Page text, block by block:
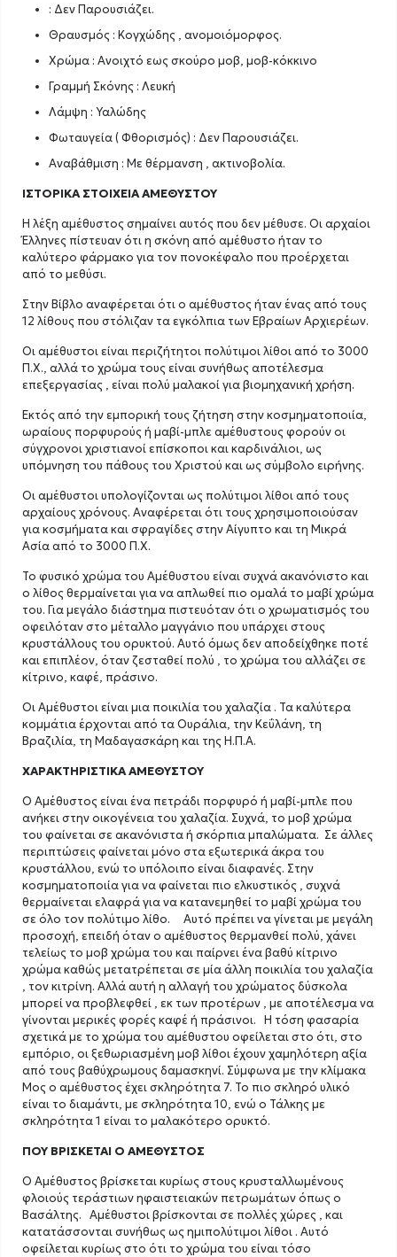
: Δεν Παρουσιάζει.
Θραυσμός : Κογχώδης , ανομοιόμορφος.
Χρώμα : Ανοιχτό εως σκούρο μοβ, μοβ-κόκκινο
Γραμμή Σκόνης : Λευκή
Λάμψη : Υαλώδης
Φωταυγεία ( Φθορισμός) : Δεν Παρουσιάζει.
Αναβάθμιση : Με θέρμανση , ακτινοβολία.
ΙΣΤΟΡΙΚΑ ΣΤΟΙΧΕΙΑ ΑΜΕΘΥΣΤΟΥ
Η λέξη αμέθυστος σημαίνει αυτός που δεν μέθυσε. Οι αρχαίοι
Έλληνες πίστευαν ότι η σκόνη από αμέθυστο ήταν το
καλύτερο φάρμακο για τον πονοκέφαλο που προέρχεται
από το μεθύσι.
Στην Βίβλο αναφέρεται ότι ο αμέθυστος ήταν ένας από τους
12 λίθους που στόλιζαν τα εγκόλπια των Εβραίων Αρχιερέων.
Οι αμέθυστοι είναι περιζήτητοι πολύτιμοι λίθοι από το 3000
Π.Χ., αλλά το χρώμα τους είναι συνήθως αποτέλεσμα
επεξεργασίας , είναι πολύ μαλακοί για βιομηχανική χρήση.
Εκτός από την εμπορική τους ζήτηση στην κοσμηματοποιία,
ωραίους πορφυρούς ή μαβί-μπλε αμέθυστους φορούν οι
σύγχρονοι χριστιανοί επίσκοποι και καρδινάλιοι, ως
υπόμνηση του πάθους του Χριστού και ως σύμβολο ειρήνης.
Οι αμέθυστοι υπολογίζονται ως πολύτιμοι λίθοι από τους
αρχαίους χρόνους. Αναφέρεται ότι τους χρησιμοποιούσαν
για κοσμήματα και σφραγίδες στην Αίγυπτο και τη Μικρά
Ασία από το 3000 Π.Χ.
Το φυσικό χρώμα του Αμέθυστου είναι συχνά ακανόνιστο και
ο λίθος θερμαίνεται για να απλωθεί πιο ομαλά το μαβί χρώμα
του. Για μεγάλο διάστημα πιστευόταν ότι ο χρωματισμός του
οφειλόταν στο μέταλλο μαγγάνιο που υπάρχει στους
κρυστάλλους του ορυκτού. Αυτό όμως δεν αποδείχθηκε ποτέ
και επιπλέον, όταν ζεσταθεί πολύ , το χρώμα του αλλάζει σε
κίτρινο, καφέ, πράσινο.
Οι Αμέθυστοι είναι μια ποικιλία του χαλαζία . Τα καλύτερα
κομμάτια έρχονται από τα Ουράλια, την Κεΰλάνη, τη
Βραζιλία, τη Μαδαγασκάρη και της Η.Π.Α.
ΧΑΡΑΚΤΗΡΙΣΤΙΚΑ ΑΜΕΘΥΣΤΟΥ
Ο Αμέθυστος είναι ένα πετράδι πορφυρό ή μαβί-μπλε που
ανήκει στην οικογένεια του χαλαζία. Συχνά, το μοβ χρώμα
του φαίνεται σε ακανόνιστα ή σκόρπια μπαλώματα. Σε άλλες
περιπτώσεις φαίνεται μόνο στα εξωτερικά άκρα του
κρυστάλλου, ενώ το υπόλοιπο είναι διαφανές. Στην
κοσμηματοποιία για να φαίνεται πιο ελκυστικός , συχνά
θερμαίνεται ελαφρά για να κατανεμηθεί το μαβί χρώμα του
σε όλο τον πολύτιμο λίθο. Αυτό πρέπει να γίνεται με μεγάλη
προσοχή, επειδή όταν ο αμέθυστος θερμανθεί πολύ, χάνει
τελείως το μοβ χρώμα του και παίρνει ένα βαθύ κίτρινο
χρώμα καθώς μετατρέπεται σε μία άλλη ποικιλία του χαλαζία
, τον κιτρίνη. Αλλά αυτή η αλλαγή του χρώματος δύσκολα
μπορεί να προβλεφθεί , εκ των προτέρων , με αποτέλεσμα να
γίνονται μερικές φορές καφέ ή πράσινοι. Η τόση φασαρία
σχετικά με το χρώμα του αμέθυστου οφείλεται στο ότι, στο
εμπόριο, οι ξεθωριασμένη μοβ λίθοι έχουν χαμηλότερη αξία
από τους βαθύχρωμους δαμασκηνί. Σύμφωνα με την κλίμακα
Μος ο αμέθυστος έχει σκληρότητα 7. Το πιο σκληρό υλικό
είναι το διαμάντι, με σκληρότητα 10, ενώ ο Τάλκης με
σκληρότητα 1 είναι το μαλακότερο ορυκτό.
ΠΟΥ ΒΡΊΣΚΕΤΑΙ Ο ΑΜΕΘΥΣΤΟΣ
Ο Αμέθυστος βρίσκεται κυρίως στους κρυσταλλωμένους
φλοιούς τεράστιων ηφαιστειακών πετρωμάτων όπως ο
Βασάλτης. Αμέθυστοι βρίσκονται σε πολλές χώρες , και
κατατάσσονται συνήθως ως ημιπολύτιμοι λίθοι . Αυτό
οφείλεται κυρίως στο ότι το χρώμα του είναι τόσο